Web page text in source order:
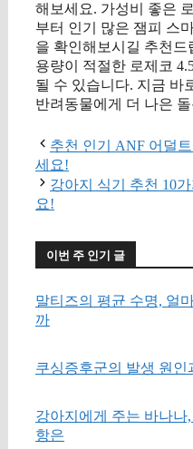
해보세요. 가성비 좋은
부터 인기 많은 잼피 스
을 확인해보시길 추천
용량이 적절한 로제코
될 수 있습니다. 지금 바
반려동물에게 더 나은
추천 인기 ANF 어덜
세요!
강아지 식기 추천 10
요!
이번 주 인기 글
말티즈의 평균 수명, 얼
까
쿠싱증후군의 발생 원인
강아지에게 주는 바나
항은